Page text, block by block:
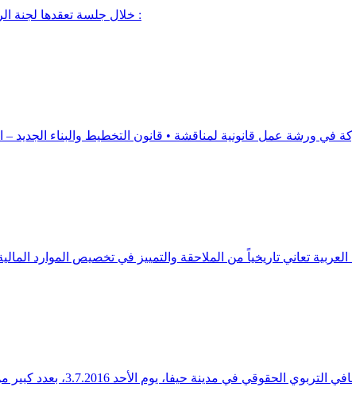
خلال جلسة تعقدها لجنة الرفاه الاجتماعي اليوم الاثنين 18 تموز حول الفقر والصحة وميزانية 2017 :